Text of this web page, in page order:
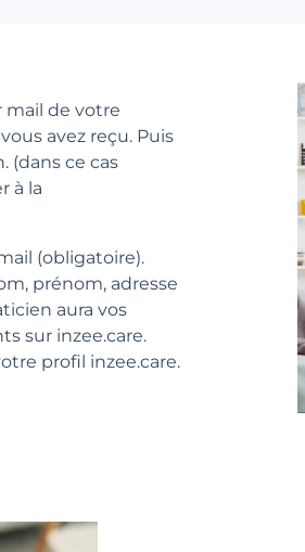
mail de votre
avez reçu. Puis
(dans ce cas
à la
(obligatoire).
prénom, adresse
aura vos
sur inzee.care.
profil inzee.care.